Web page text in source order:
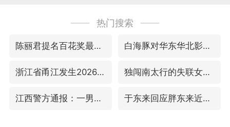
热门搜索
陈丽君提名百花奖最佳新人奖 白海豚对华东华北影响会大于巴威
浙江省甬江发生2026年第1号洪水 独闯南太行的失联女生最后轨迹已确认
江西警方通报：一男子酒驾致7人受伤 于东来回应胖东来近25年老店年底关闭